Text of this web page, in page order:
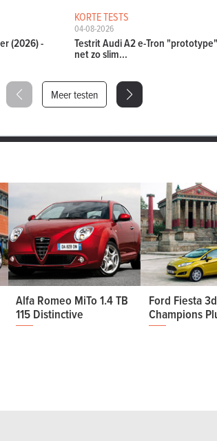
(2026) -
KORTE TESTS
04-08-2026
Testrit Audi A2 e-Tron
net zo slim...
Meer testen
Alfa Romeo MiTo 1.4 TB
115 Distinctive
Ford Fiesta
Champions